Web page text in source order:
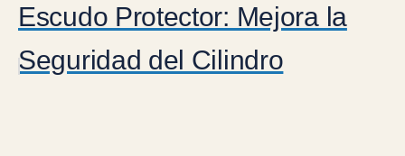
Escudo Protector: Mejora la
Seguridad del Cilindro